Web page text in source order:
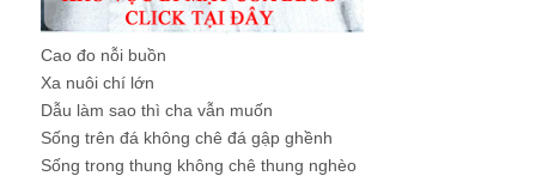
Cao đo nỗi buồn
Xa nuôi chí lớn
Dẫu làm sao thì cha vẫn muốn
Sống trên đá không chê đá gập ghềnh
Sống trong thung không chê thung nghèo